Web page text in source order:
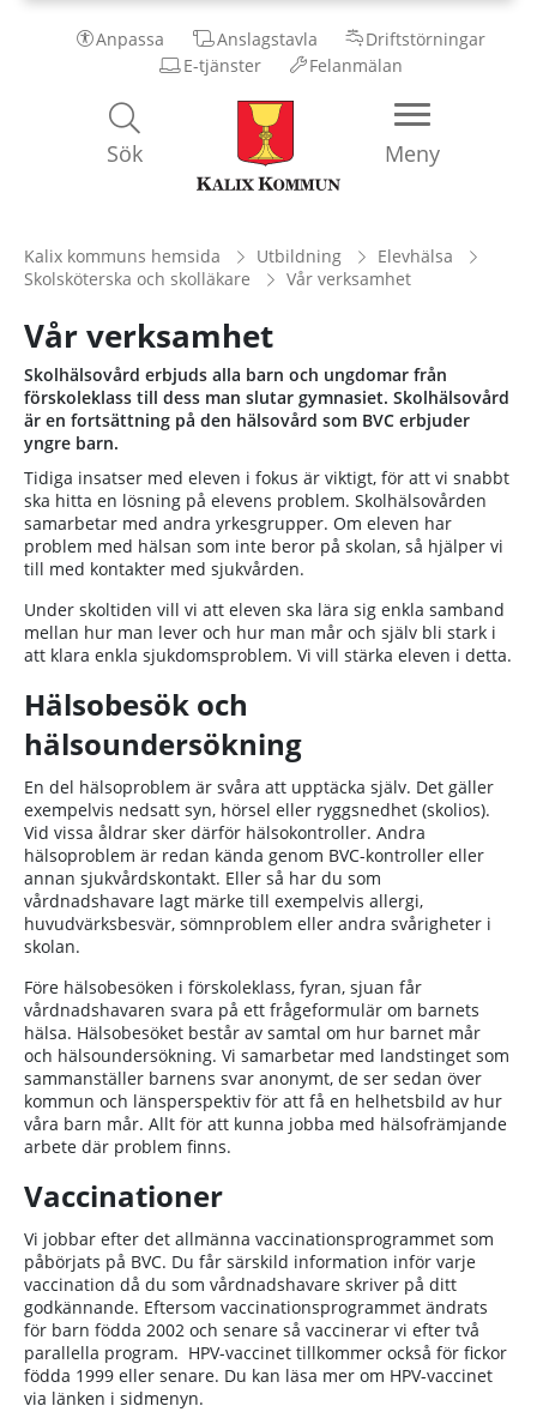
Anpassa Anslagstavla
Driftstörningar
E-tjänster
Felanmälan
Kalix
Kommun
Meny
Sök
Kalix kommuns hemsida Utbildning
Elevhälsa
Skolsköterska och skolläkare
Vår verksamhet
Vår verksamhet
Skolhälsovård erbjuds alla barn och ungdomar från
förskoleklass till dess man slutar gymnasiet. Skolhälsovård
är en fortsättning på den hälsovård som BVC erbjuder
yngre barn.
Tidiga insatser med eleven i fokus är viktigt, för att vi snabbt
ska hitta en lösning på elevens problem. Skolhälsovården
samarbetar med andra yrkesgrupper. Om eleven har
problem med hälsan som inte beror på skolan, så hjälper vi
till med kontakter med sjukvården.
Under skoltiden vill vi att eleven ska lära sig enkla samband
mellan hur man lever och hur man mår och själv bli stark i
att klara enkla sjukdomsproblem. Vi vill stärka eleven i detta.
Hälsobesök och
hälsoundersökning
En del hälsoproblem är svåra att upptäcka själv. Det gäller
exempelvis nedsatt syn, hörsel eller ryggsnedhet (skolios).
Vid vissa åldrar sker därför hälsokontroller. Andra
hälsoproblem är redan kända genom BVC-kontroller eller
annan sjukvårdskontakt. Eller så har du som
vårdnadshavare lagt märke till exempelvis allergi,
huvudvärksbesvär, sömnproblem eller andra svårigheter i
skolan.
Före hälsobesöken i förskoleklass, fyran, sjuan får
vårdnadshavaren svara på ett frågeformulär om barnets
hälsa. Hälsobesöket består av samtal om hur barnet mår
och hälsoundersökning. Vi samarbetar med landstinget som
sammanställer barnens svar anonymt, de ser sedan över
kommun och länsperspektiv för att få en helhetsbild av hur
våra barn mår. Allt för att kunna jobba med hälsofrämjande
arbete där problem finns.
Vaccinationer
Vi jobbar efter det allmänna vaccinationsprogrammet som
påbörjats på BVC. Du får särskild information inför varje
vaccination då du som vårdnadshavare skriver på ditt
godkännande. Eftersom vaccinationsprogrammet ändrats
för barn födda 2002 och senare så vaccinerar vi efter två
parallella program. HPV-vaccinet tillkommer också för fickor
födda 1999 eller senare. Du kan läsa mer om HPV-vaccinet
via länken i sidmenyn.